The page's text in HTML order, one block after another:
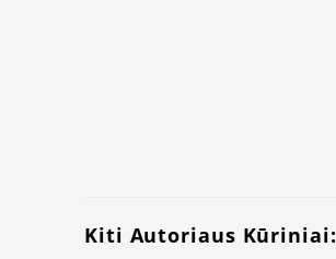
Kiti Autoriaus Kūriniai: